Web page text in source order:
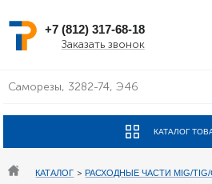
+7 (812) 317-68-18
Заказать звонок
КАТАЛОГ
КАТАЛОГ >РАСХОДНЫЕ ЧАСТИ MIG/TIG/